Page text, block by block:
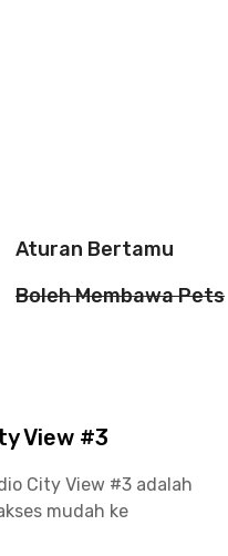
Aturan Bertamu
Boleh Membawa Pets
View #3
City View #3 adalah
mudah ke